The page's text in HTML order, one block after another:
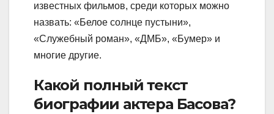
известных фильмов, среди которых можно
назвать: «Белое солнце пустыни»,
«Служебный роман», «ДМБ», «Бумер» и
многие другие.
Какой полный текст
биографии актера Басова?